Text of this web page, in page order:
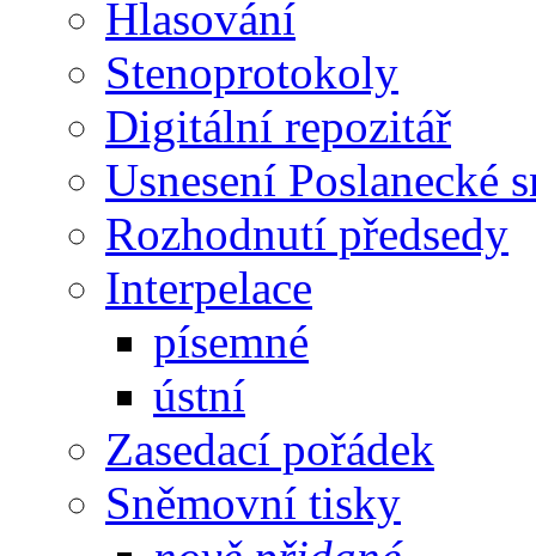
Hlasování
Stenoprotokoly
Digitální repozitář
Usnesení Poslanecké
Rozhodnutí předsedy
Interpelace
písemné
ústní
Zasedací pořádek
Sněmovní tisky